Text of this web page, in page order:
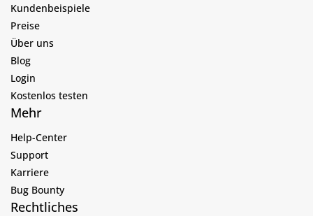
Kundenbeispiele
Preise
Über uns
Blog
Login
Kostenlos testen
Mehr
Help-Center
Support
Karriere
Bug Bounty
Rechtliches